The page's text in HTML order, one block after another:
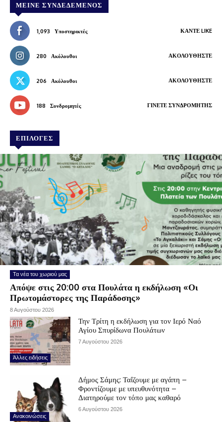
ΜΕΊΝΕ ΣΥΝΔΕΔΕΜΈΝΟΣ
1,093 Υποστηρικτές ΚΆΝΤΕ LIKE
280 Ακόλουθοι ΑΚΟΛΟΥΘΉΣΤΕ
206 Ακόλουθοι ΑΚΟΛΟΥΘΉΣΤΕ
188 Συνδρομητές ΓΊΝΕΤΕ ΣΥΝΔΡΟΜΗΤΉΣ
ΕΠΙΛΟΓΕΣ
Τα νέα του χωριού μας
Απόψε στις 20:00 στα Πουλάτα η εκδήλωση «Οι
Πρωτομάστορες της Παράδοσης»
8 Αυγούστου 2026
Άλλες ειδήσεις
Την Τρίτη η εκδήλωση για τον Ιερό Ναό
Αγίου Σπυρίδωνα Πουλάτων
7 Αυγούστου 2026
Ανακοινώσεις
Δήμος Σάμης: Ταΐζουμε με αγάπη –
Φροντίζουμε με υπευθυνότητα –
Διατηρούμε τον τόπο μας καθαρό
6 Αυγούστου 2026